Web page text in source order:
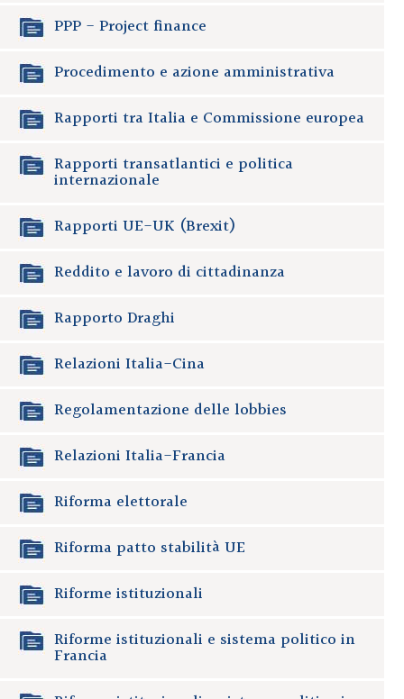
PPP - Project finance
Procedimento e azione amministrativa
Rapporti tra Italia e Commissione europea
Rapporti transatlantici e politica
internazionale
Rapporti UE-UK (Brexit)
Reddito e lavoro di cittadinanza
Rapporto Draghi
Relazioni Italia-Cina
Regolamentazione delle lobbies
Relazioni Italia-Francia
Riforma elettorale
Riforma patto stabilità UE
Riforme istituzionali
Riforme istituzionali e sistema politico in
Francia